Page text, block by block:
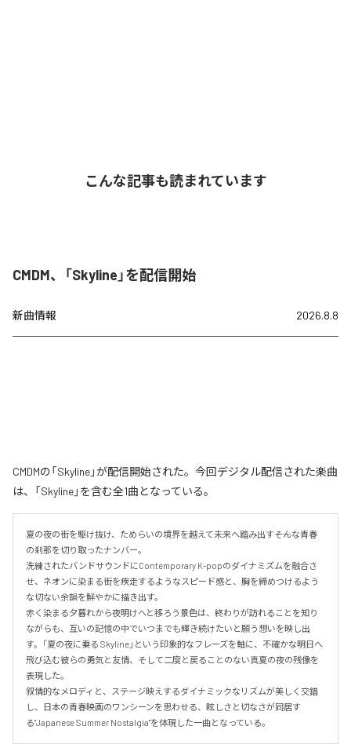
こんな記事も読まれています
CMDM、「Skyline」を配信開始
新曲情報 2026.8.8
CMDMの「Skyline」が配信開始された。今回デジタル配信された楽曲
は、「Skyline」を含む全1曲となっている。
夏の夜の街を駆け抜け、ためらいの境界を越えて未来へ踏み出す――そんな青春
の刹那を切り取ったナンバー。
洗練されたバンドサウンドにContemporary K-popのダイナミズムを融合さ
せ、ネオンに染まる街を疾走するようなスピード感と、胸を締めつけるよう
な切ない余韻を鮮やかに描き出す。
赤く染まる夕暮れから夜明けへと移ろう景色は、終わりが訪れることを知り
ながらも、互いの記憶の中でいつまでも輝き続けたいと願う想いを映し出
す。「夏の夜に乗る Skyline」という印象的なフレーズを軸に、不確かな明日へ
飛び込む彼らの勇気と友情、そして二度と戻ることのない真夏の夜の残像を
表現した。
叙情的なメロディと、ステージ映えするダイナミックなリズムが美しく交錯
し、日本の青春映画のワンシーンを思わせる、眩しさと切なさが同居す
る"Japanese Summer Nostalgia"を体現した一曲となっている。